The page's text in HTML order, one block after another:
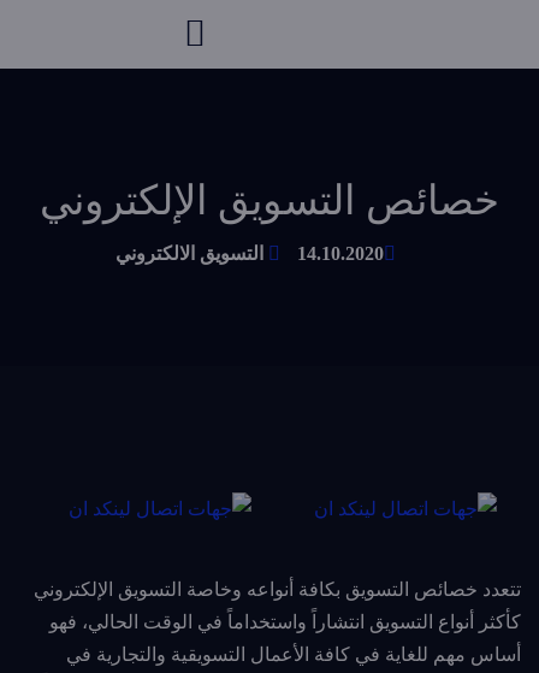
خصائص التسويق الإلكتروني
14.10.2020 التسويق الالكتروني
تتعدد خصائص التسويق بكافة أنواعه وخاصة التسويق الإلكتروني
كأكثر أنواع التسويق انتشاراً واستخداماً في الوقت الحالي، فهو
أساس مهم للغاية في كافة الأعمال التسويقية والتجارية في